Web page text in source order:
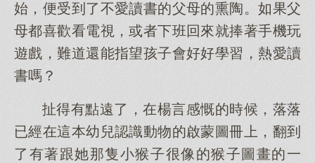
始，便受到了不愛讀書的父母的熏陶。如果父
母都喜歡看電視，或者下班回來就捧著手機玩
遊戲，難道還能指望孩子會好好學習，熱愛讀
書嗎？
扯得有點遠了，在楊言感慨的時候，落落
已經在這本幼兒認識動物的啟蒙圖冊上，翻到
了有著跟她那隻小猴子很像的猴子圖畫的一